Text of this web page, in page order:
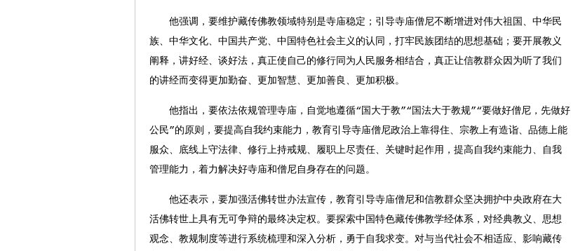
他强调，要维护藏传佛教领域特别是寺庙稳定；引导寺庙僧尼不断增进对伟大祖国、中华民
族、中华文化、中国共产党、中国特色社会主义的认同，打牢民族团结的思想基础；要开展教义
阐释，讲好经、谈好法，真正使自己的修行同为人民服务相结合，真正让信教群众因为听了我们
的讲经而变得更加勤奋、更加智慧、更加善良、更加积极。
他指出，要依法依规管理寺庙，自觉地遵循“国大于教”“国法大于教规”“要做好僧尼，先做好
公民”的原则，要提高自我约束能力，教育引导寺庙僧尼政治上靠得住、宗教上有造诣、品德上能
服众、底线上守法律、修行上持戒规、履职上尽责任、关键时起作用，提高自我约束能力、自我
管理能力，着力解决好寺庙和僧尼自身存在的问题。
他还表示，要加强活佛转世办法宣传，教育引导寺庙僧尼和信教群众坚决拥护中央政府在大
活佛转世上具有无可争辩的最终决定权。要探索中国特色藏传佛教学经体系，对经典教义、思想
观念、教规制度等进行系统梳理和深入分析，勇于自我求变。对与当代社会不相适应、影响藏传